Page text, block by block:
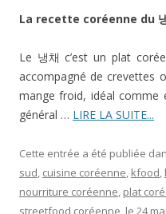
La recette coréenne du
Le 냉채 c’est un plat
accompagné de crevettes
mange froid, idéal comme
général … LIRE LA SUITE...
Cette entrée a été publiée
sud, cuisine coréenne, kfood,
nourriture coréenne, plat
streetfood coréenne, le 24